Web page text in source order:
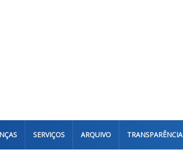
SERVIÇOS ARQUIVO TRANSPARÊNCIA